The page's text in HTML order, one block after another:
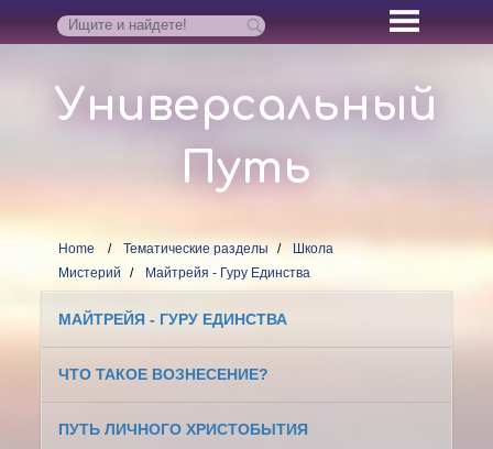
Универсальный
Путь
Home Тематические разделы
Школа
Мистерий
Майтрейя - Гуру Единства
МАЙТРЕЙЯ - ГУРУ ЕДИНСТВА
ЧТО ТАКОЕ ВОЗНЕСЕНИЕ?
ПУТЬ ЛИЧНОГО ХРИСТОБЫТИЯ